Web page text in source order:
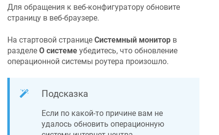
Для обращения к веб-конфигуратору обновите
страницу в веб-браузере.
На стартовой странице Системный монитор в
разделе О системе убедитесь, что обновление
операционной системы роутера произошло.
Подсказка
Если по какой-то причине вам не
удалось обновить операционную